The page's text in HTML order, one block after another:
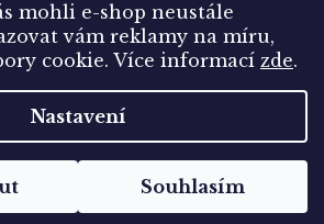
mohli e-shop neustále
vám reklamy na míru,
cookie. Více informací zde.
Nastavení
Souhlasím
Pohlednice Sbírám.cz. Všechna
Upravit nastavení cookies